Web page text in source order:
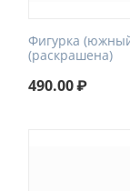
Фигурка
(раскрашена)
490.00₽